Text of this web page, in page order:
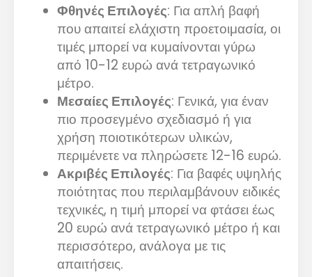
Φθηνές Επιλογές: Για απλή βαφή
που απαιτεί ελάχιστη προετοιμασία, οι
τιμές μπορεί να κυμαίνονται γύρω
από 10-12 ευρώ ανά τετραγωνικό
μέτρο.
Μεσαίες Επιλογές: Γενικά, για έναν
πιο προσεγμένο σχεδιασμό ή για
χρήση ποιοτικότερων υλικών,
περιμένετε να πληρώσετε 12-16 ευρώ.
Ακριβές Επιλογές: Για βαφές υψηλής
ποιότητας που περιλαμβάνουν ειδικές
τεχνικές, η τιμή μπορεί να φτάσει έως
20 ευρώ ανά τετραγωνικό μέτρο ή και
περισσότερο, ανάλογα με τις
απαιτήσεις.